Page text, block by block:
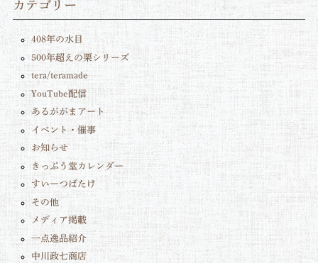
カテゴリー
408年の水目
500年超えの栗シリーズ
tera/teramade
YouTube配信
あるががまアート
イベント・催事
お知らせ
きっぷう堂カレンダー
すいーつばたけ
その他
メディア掲載
一点逸品紹介
中川政七商店